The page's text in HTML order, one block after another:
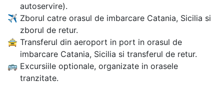
autoservire).
✈ Zborul catre orasul de imbarcare Catania, Sicilia si
zborul de retur.
🚖 Transferul din aeroport in port in orasul de
imbarcare Catania, Sicilia si transferul de retur.
🚌 Excursiile optionale, organizate in orasele
tranzitate.